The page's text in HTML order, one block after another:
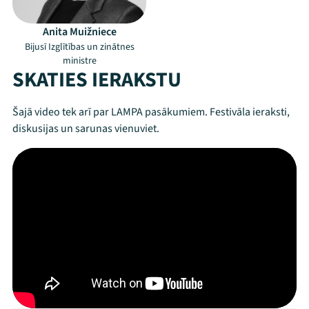
Mana programma
Programma
Veikals
Anita Muižniece
Bijusī Izglītības un zinātnes
ministre
SKATIES IERAKSTU
Šajā video tek arī par LAMPA pasākumiem. Festivāla ieraksti,
diskusijas un sarunas vienuviet.